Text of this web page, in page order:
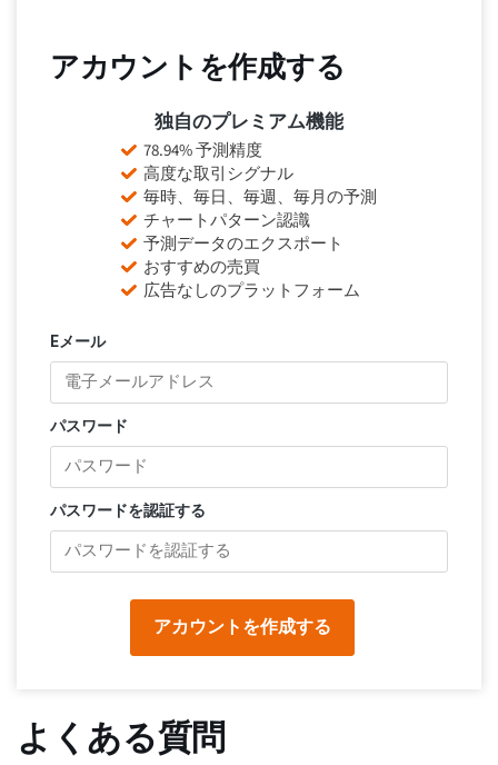
アカウントを作成する
Eメール
パスワード
パスワードを認証する
アカウントを作成する
独自のプレミアム機能
78.94% 予測精度
高度な取引シグナル
毎時、毎日、毎週、毎月の予測
チャートパターン認識
予測データのエクスポート
おすすめの売買
広告なしのプラットフォーム
よくある質問